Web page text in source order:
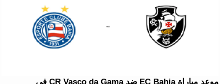
موعد مباراة EC Bahia ضد CR Vasco da Gama في